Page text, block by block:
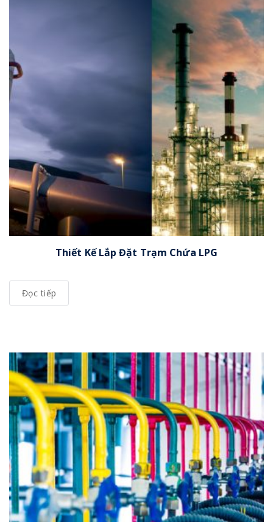
Thiết Kế Lắp Đặt Trạm Chứa LPG
Đọc tiếp